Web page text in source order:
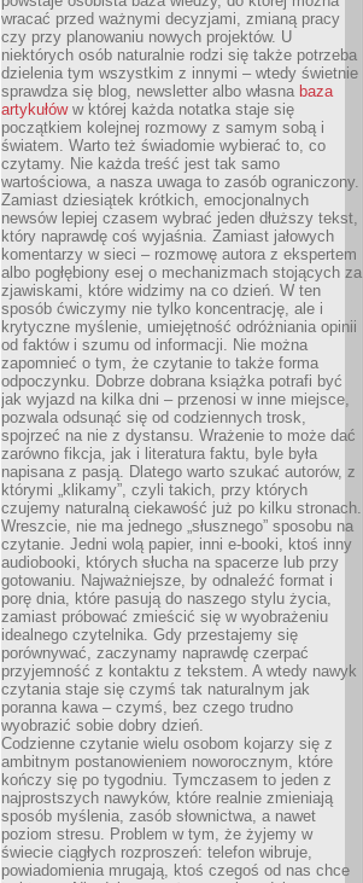
wracać przed ważnymi decyzjami, zmianą pracy
czy przy planowaniu nowych projektów. U
niektórych osób naturalnie rodzi się także potrzeba
dzielenia tym wszystkim z innymi – wtedy świetnie
sprawdza się blog, newsletter albo własna baza
artykułóww której każda notatka staje się
początkiem kolejnej rozmowy z samym sobą i
światem. Warto też świadomie wybierać to, co
czytamy. Nie każda treść jest tak samo
wartościowa, a nasza uwaga to zasób ograniczony.
Zamiast dziesiątek krótkich, emocjonalnych
newsów lepiej czasem wybrać jeden dłuższy tekst,
który naprawdę coś wyjaśnia. Zamiast jałowych
komentarzy w sieci – rozmowę autora z ekspertem
albo pogłębiony esej o mechanizmach stojących za
zjawiskami, które widzimy na co dzień. W ten
sposób ćwiczymy nie tylko koncentrację, ale i
krytyczne myślenie, umiejętność odróżniania opinii
od faktów i szumu od informacji. Nie można
zapomnieć o tym, że czytanie to także forma
odpoczynku. Dobrze dobrana książka potrafi być
jak wyjazd na kilka dni – przenosi w inne miejsce,
pozwala odsunąć się od codziennych trosk,
spojrzeć na nie z dystansu. Wrażenie to może dać
zarówno fikcja, jak i literatura faktu, byle była
napisana z pasją. Dlatego warto szukać autorów, z
którymi „klikamy”, czyli takich, przy których
czujemy naturalną ciekawość już po kilku stronach.
Wreszcie, nie ma jednego „słusznego” sposobu na
czytanie. Jedni wolą papier, inni e-booki, ktoś inny
audiobooki, których słucha na spacerze lub przy
gotowaniu. Najważniejsze, by odnaleźć format i
porę dnia, które pasują do naszego stylu życia,
zamiast próbować zmieścić się w wyobrażeniu
idealnego czytelnika. Gdy przestajemy się
porównywać, zaczynamy naprawdę czerpać
przyjemność z kontaktu z tekstem. A wtedy nawyk
czytania staje się czymś tak naturalnym jak
poranna kawa – czymś, bez czego trudno
wyobrazić sobie dobry dzień.
Codzienne czytanie wielu osobom kojarzy się z
ambitnym postanowieniem noworocznym, które
kończy się po tygodniu. Tymczasem to jeden z
najprostszych nawyków, które realnie zmieniają
sposób myślenia, zasób słownictwa, a nawet
poziom stresu. Problem w tym, że żyjemy w
świecie ciągłych rozproszeń: telefon wibruje,
powiadomienia mrugają, ktoś czegoś od nas chce